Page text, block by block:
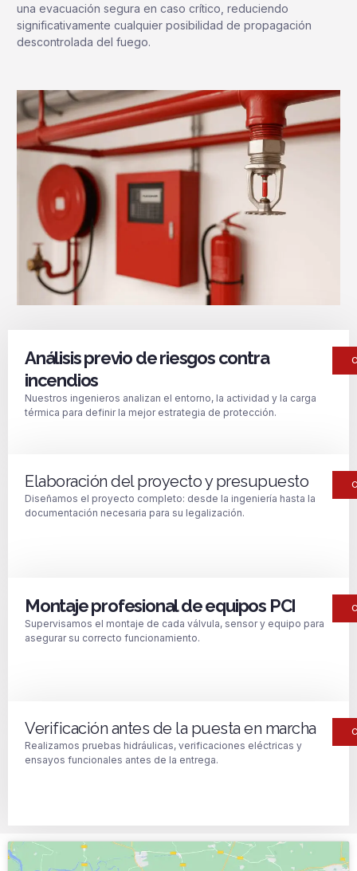
una evacuación segura en caso crítico, reduciendo
significativamente cualquier posibilidad de propagación
descontrolada del fuego.
Análisis previo de riesgos contra
incendios
Nuestros ingenieros analizan el entorno, la actividad y la carga
térmica para definir la mejor estrategia de protección.
Elaboración del proyecto y presupuesto
Diseñamos el proyecto completo: desde la ingeniería hasta la
documentación necesaria para su legalización.
Montaje profesional de equipos PCI
Supervisamos el montaje de cada válvula, sensor y equipo para
asegurar su correcto funcionamiento.
Verificación antes de la puesta en marcha
Realizamos pruebas hidráulicas, verificaciones eléctricas y
ensayos funcionales antes de la entrega.